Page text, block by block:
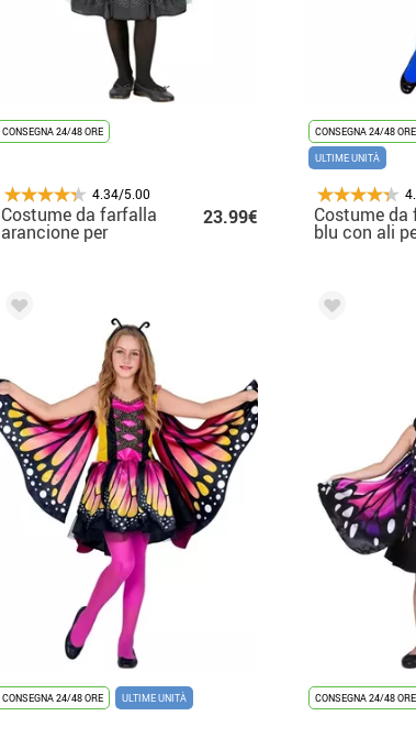
CONSEGNA 24/48 ORE
4.34/5.00
Costume da farfalla
arancione per
23.99€
CONSEGNA 24/48 ORE
ULTIME UNITÀ
Costume da
blu con ali
CONSEGNA 24/48 ORE ULTIME UNITÀ CONSEGNA 24/48 ORE